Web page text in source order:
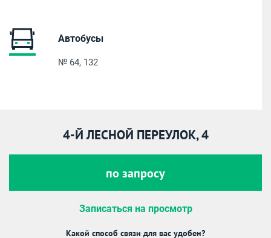
Автобусы
№ 64, 132
4-Й ЛЕСНОЙ ПЕРЕУЛОК, 4
по запросу
Записаться на просмотр
Какой способ связи для вас удобен?